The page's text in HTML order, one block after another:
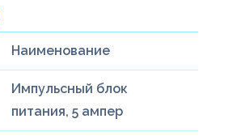
Наименование
Импульсный блок
питания, 5 aмпер